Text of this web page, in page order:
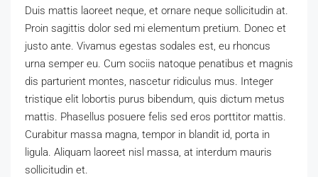
Duis mattis laoreet neque, et ornare neque sollicitudin at.
Proin sagittis dolor sed mi elementum pretium. Donec et
justo ante. Vivamus egestas sodales est, eu rhoncus
urna semper eu. Cum sociis natoque penatibus et magnis
dis parturient montes, nascetur ridiculus mus. Integer
tristique elit lobortis purus bibendum, quis dictum metus
mattis. Phasellus posuere felis sed eros porttitor mattis.
Curabitur massa magna, tempor in blandit id, porta in
ligula. Aliquam laoreet nisl massa, at interdum mauris
sollicitudin et.